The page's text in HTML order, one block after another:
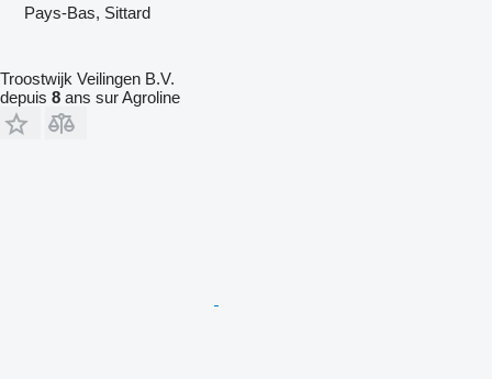
Pays-Bas, Sittard
Troostwijk Veilingen B.V.
depuis 8 ans sur Agroline